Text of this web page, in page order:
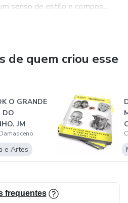
senso de estilo e compos...
de quem criou esse
O GRANDE
DO
JM
EM
e Artes
frequentes